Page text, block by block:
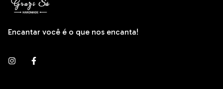
Encantar você é o que nos encanta!